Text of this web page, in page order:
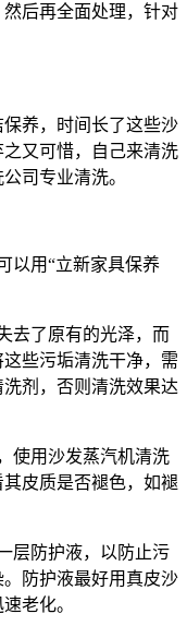
后再全面处理，针对
养，时间长了这些沙
又可惜，自己来清洗
司专业清洗。
用“立新家具保养
了原有的光泽，而
些污垢清洗干净，需
剂，否则清洗效果达
用沙发蒸汽机清洗
皮质是否褪色，如褪
防护液，以防止污
防护液最好用真皮沙
老化。